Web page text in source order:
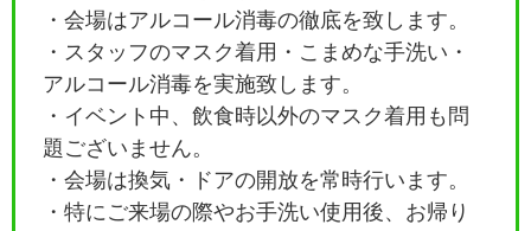
・会場はアルコール消毒の徹底を致します。
・ スタッフのマスク着用・こまめな手洗い・
アルコール消毒を実施致します。
・イベント中、飲食時以外のマスク着用も問
題ございません。
・会場は換気・ドアの開放を常時行います。
・特にご来場の際やお手洗い使用後、お帰り